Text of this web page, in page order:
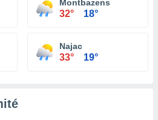
Montbazens
32° 18°
Najac
33° 19°